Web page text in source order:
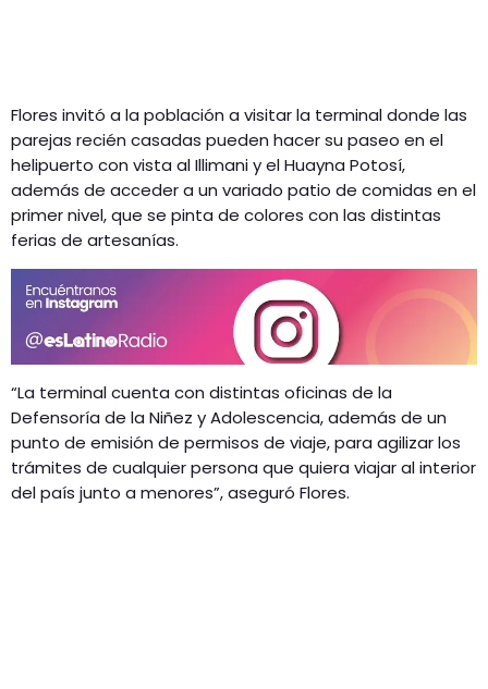
Flores invitó a la población a visitar la terminal donde las
parejas recién casadas pueden hacer su paseo en el
helipuerto con vista al Illimani y el Huayna Potosí,
además de acceder a un variado patio de comidas en el
primer nivel, que se pinta de colores con las distintas
ferias de artesanías.
“La terminal cuenta con distintas oficinas de la
Defensoría de la Niñez y Adolescencia, además de un
punto de emisión de permisos de viaje, para agilizar los
trámites de cualquier persona que quiera viajar al interior
del país junto a menores”, aseguró Flores.